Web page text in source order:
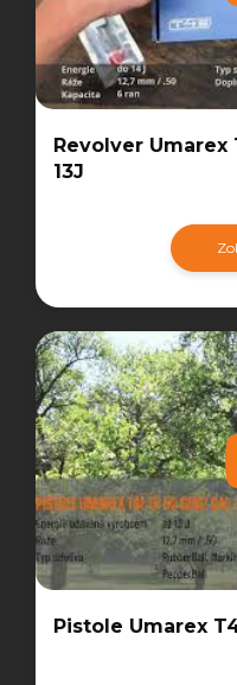
Revolver Umarex
13J
Pistole Umarex